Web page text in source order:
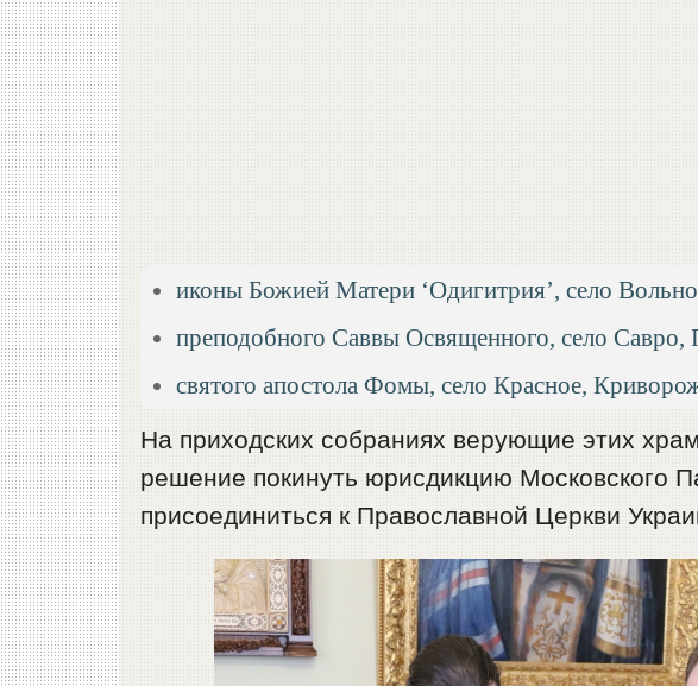
иконы Божией Матери ‘Одигитрия’, село
преподобного Саввы Освященного, село Савро,
святого апостола Фомы, село Красное,
На приходских собраниях верующие этих
решение покинуть юрисдикцию Московского
присоединиться к Православной Церкви